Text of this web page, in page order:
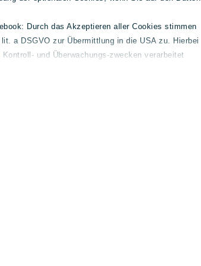
Durch das Akzeptieren aller Cookies stimmen
a DSGVO zur Übermittlung in die USA zu. Hierbei
und Überwachungs-zwecken verarbeitet